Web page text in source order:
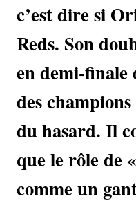
c’est dire si
Reds. Son
en demi-finale
des
du hasard. Il
que le rôle de
comme un